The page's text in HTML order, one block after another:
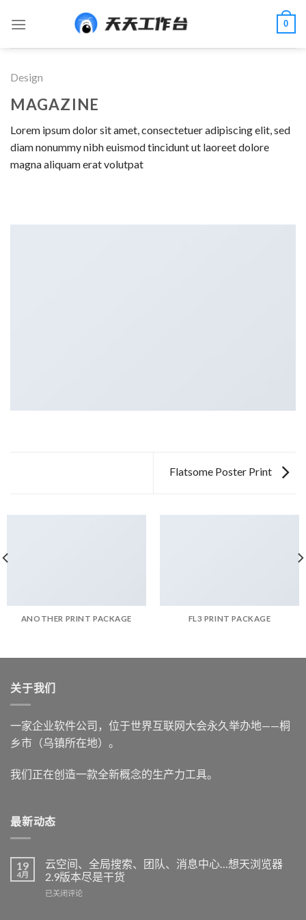
0
Design
MAGAZINE
Lorem ipsum dolor sit amet, consectetuer adipiscing elit, sed
diam nonummy nibh euismod tincidunt ut laoreet dolore
magna aliquam erat volutpat
Flatsome Poster Print
ANOTHER PRINT PACKAGE FL3 PRINT PACKAGE
关于我们
一家企业软件公司，位于世界互联网大会永久举办地——桐
乡市（乌镇所在地）。
我们正在创造一款全新概念的生产力工具。
最新动态
19
4月
云空间、全局搜索、团队、消息中心…想天浏览器
2.9版本尽是干货
云
已关闭评论